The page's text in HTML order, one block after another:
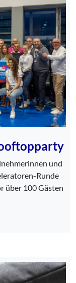
und
Runde
über 100 Gästen